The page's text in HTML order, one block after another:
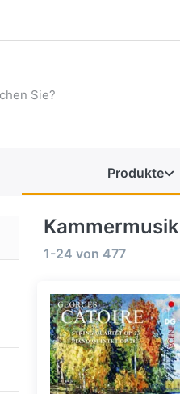
Produkte
Kammermusik
1-24 von 477